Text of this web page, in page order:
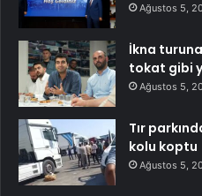
Ağustos 5,
İkna
tokat gibi
Ağustos 5,
Tır
kolu koptu
Ağustos 5,